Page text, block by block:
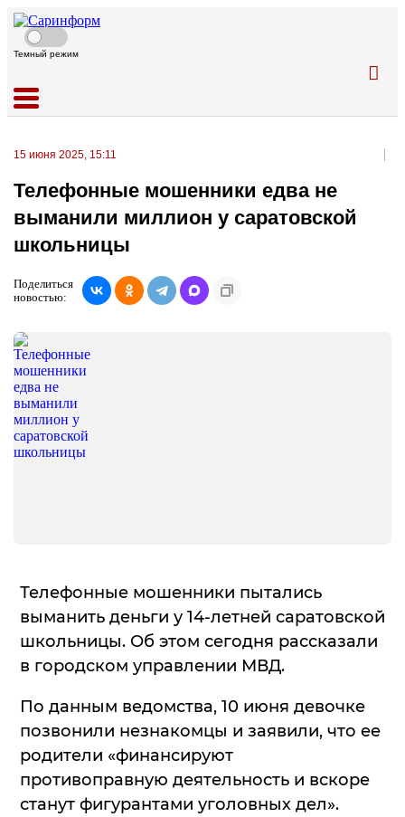
Темный режим
15 июня 2025, 15:11
Телефонные мошенники едва не
выманили миллион у саратовской
школьницы
Поделиться
новостью:
Телефонные мошенники пытались
выманить деньги у 14-летней саратовской
школьницы. Об этом сегодня рассказали
в городском управлении МВД.
По данным ведомства, 10 июня девочке
позвонили незнакомцы и заявили, что ее
родители «финансируют
противоправную деятельность и вскоре
станут фигурантами уголовных дел».